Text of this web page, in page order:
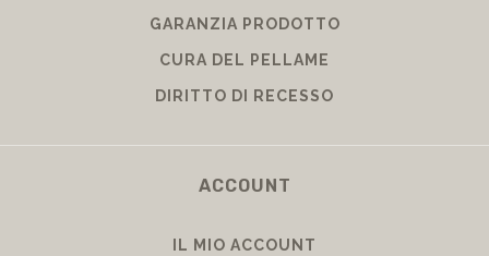
GARANZIA PRODOTTO
CURA DEL PELLAME
DIRITTO DI RECESSO
ACCOUNT
IL MIO ACCOUNT